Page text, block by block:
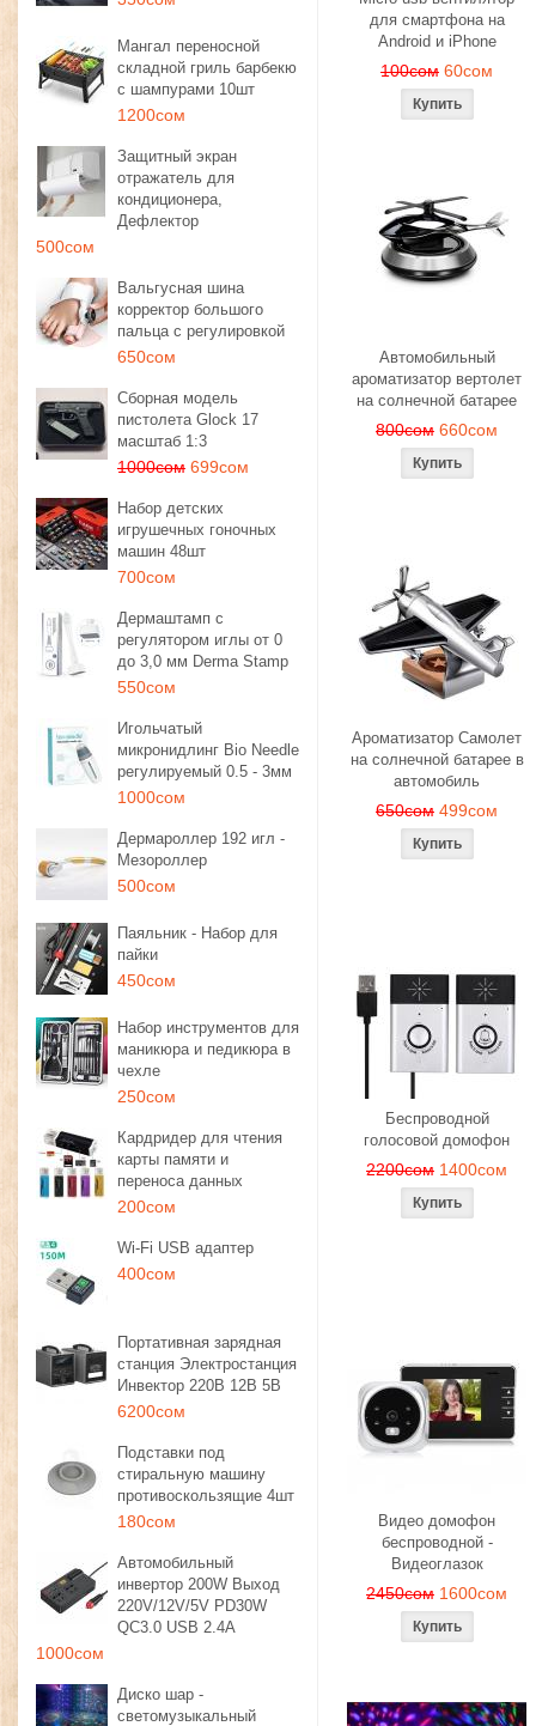
Мангал переносной
складной гриль барбекю
с шампурами 10шт
1200сом
Защитный экран
отражатель для
кондиционера,
Дефлектор
500сом
Вальгусная шина
корректор большого
пальца с регулировкой
650сом
Сборная модель
пистолета Glock 17
масштаб 1:3
1000сом 699сом
Набор детских
игрушечных гоночных
машин 48шт
700сом
Дермаштамп с
регулятором иглы от 0
до 3,0 мм Derma Stamp
550сом
Игольчатый
микронидлинг Bio Needle
регулируемый 0.5 - 3мм
1000сом
Дермароллер 192 игл -
Мезороллер
500сом
Паяльник - Набор для
пайки
450сом
Набор инструментов для
маникюра и педикюра в
чехле
250сом
Кардридер для чтения
карты памяти и
переноса данных
200сом
Wi-Fi USB адаптер
400сом
Портативная зарядная
станция Электростанция
Инвектор 220В 12В 5В
6200сом
Подставки под
стиральную машину
противоскользящие 4шт
180сом
Автомобильный
инвертор 200W Выход
220V/12V/5V PD30W
QC3.0 USB 2.4A
1000сом
Диско шар -
светомузыкальный
для смартфона на
Android и iPhone
100сом 60сом
Автомобильный
ароматизатор вертолет
на солнечной батарее
800сом 660сом
Ароматизатор Самолет
на солнечной батарее в
автомобиль
650сом 499сом
Беспроводной
голосовой домофон
2200сом 1400сом
Видео домофон
беспроводной -
Видеоглазок
2450сом 1600сом